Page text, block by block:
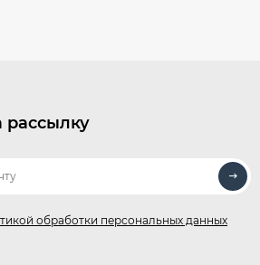
рассылку
обработки персональных данных